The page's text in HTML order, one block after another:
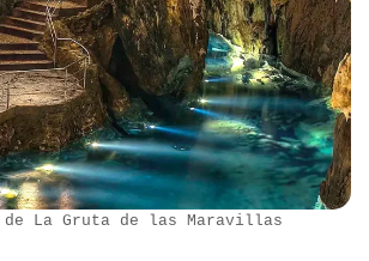
La Gruta de las Maravillas